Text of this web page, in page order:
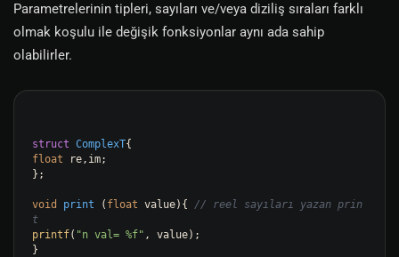
Parametrelerinin tipleri, sayıları ve/veya diziliş sıraları farklı
olmak koşulu ile değişik fonksiyonlar aynı ada sahip
olabilirler.
struct ComplexT
float re,im;
};
void print ( float value) { // reel sayıları yazan prin
t
printf( "n val= %f" , value);